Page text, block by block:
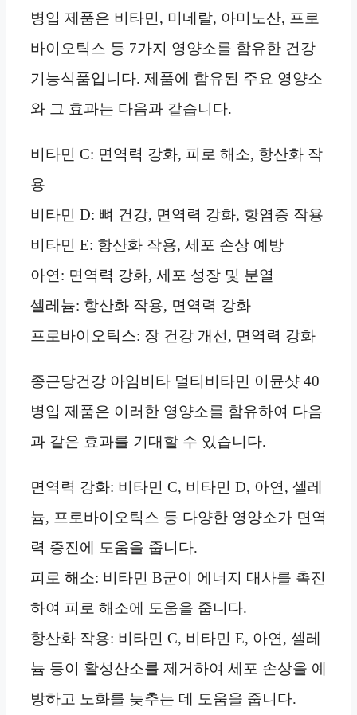
병입 제품은 비타민, 미네랄, 아미노산, 프로
바이오틱스 등 7가지 영양소를 함유한 건강
기능식품입니다. 제품에 함유된 주요 영양소
와 그 효과는 다음과 같습니다.
비타민 C: 면역력 강화, 피로 해소, 항산화 작
용
비타민 D: 뼈 건강, 면역력 강화, 항염증 작용
비타민 E: 항산화 작용, 세포 손상 예방
아연: 면역력 강화, 세포 성장 및 분열
셀레늄: 항산화 작용, 면역력 강화
프로바이오틱스: 장 건강 개선, 면역력 강화
종근당건강 아임비타 멀티비타민 이뮨샷 40
병입 제품은 이러한 영양소를 함유하여 다음
과 같은 효과를 기대할 수 있습니다.
면역력 강화: 비타민 C, 비타민 D, 아연, 셀레
늄, 프로바이오틱스 등 다양한 영양소가 면역
력 증진에 도움을 줍니다.
피로 해소: 비타민 B군이 에너지 대사를 촉진
하여 피로 해소에 도움을 줍니다.
항산화 작용: 비타민 C, 비타민 E, 아연, 셀레
늄 등이 활성산소를 제거하여 세포 손상을 예
방하고 노화를 늦추는 데 도움을 줍니다.